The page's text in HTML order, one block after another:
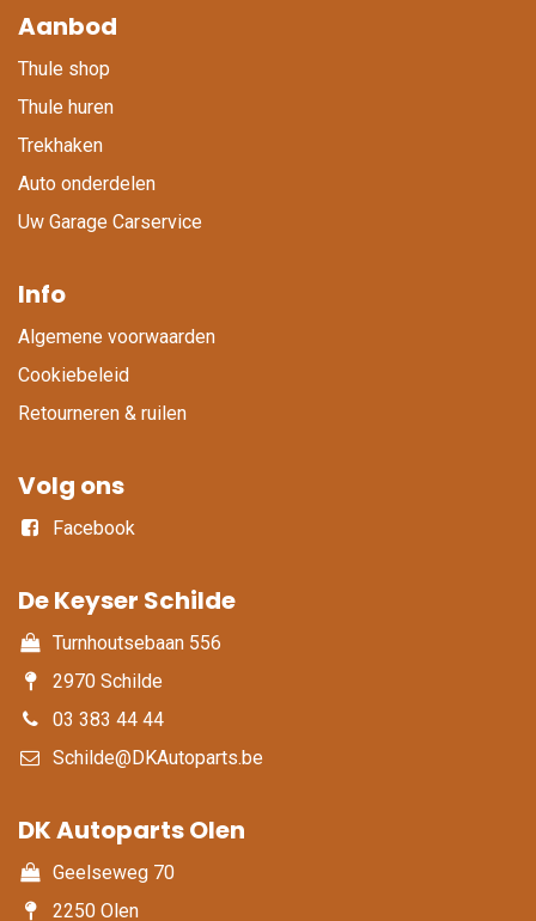
Aanbod
Thule shop
Thule huren
Trekhaken
Auto onderdelen
Uw Garage Carservice
Info
Algemene voorwaarden
Cookiebeleid
Retourneren & ruilen
Volg ons
Facebook
De Keyser Schilde
Turnhoutsebaan 556
2970 Schilde
03 383 44 44
Schilde@DKAutoparts.be
DK Autoparts Olen​
Geelseweg 70
2250 Olen